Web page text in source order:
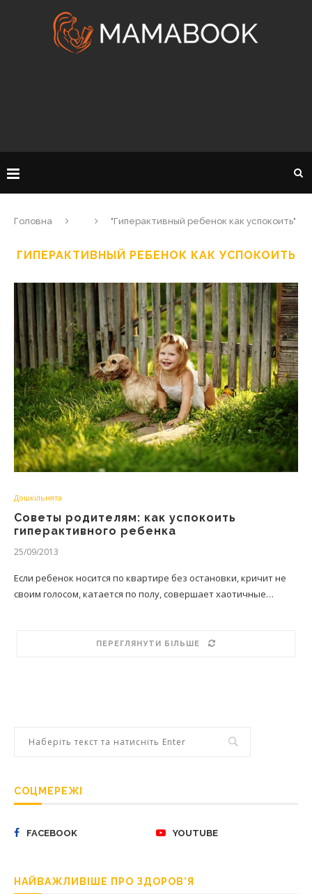
Головна "Гиперактивный ребенок как успокоить"
ГИПЕРАКТИВНЫЙ РЕБЕНОК КАК УСПОКОИТЬ
Дошкільнята
Советы родителям: как успокоить
гиперактивного ребенка
25/09/2013
Если ребенок носится по квартире без остановки, кричит не
своим голосом, катается по полу, совершает хаотичные…
ПЕРЕГЛЯНУТИ БІЛЬШЕ
СОЦМЕРЕЖІ
FACEBOOK YOUTUBE
НАЙВАЖЛИВІШЕ ПРО ЗДОРОВ’Я